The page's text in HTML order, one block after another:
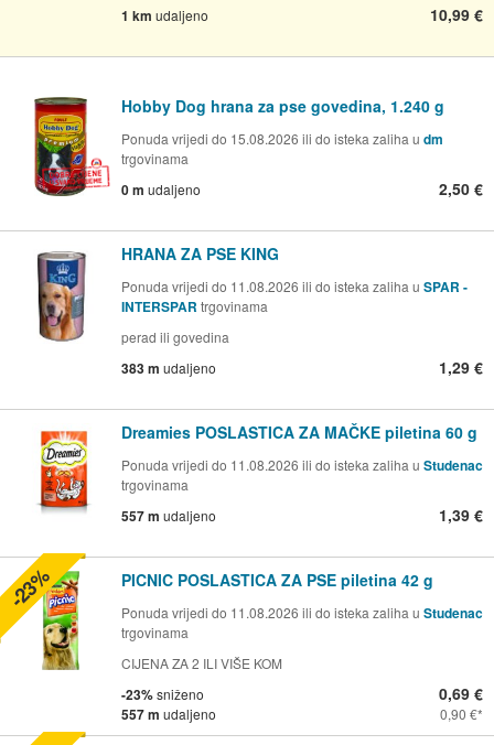
1 km udaljeno 10,99 €
Hobby Dog hrana za pse govedina, 1.240 g
Ponuda vrijedi do 15.08.2026 ili do isteka zaliha u dm
trgovinama
0 m udaljeno 2,50 €
HRANA ZA PSE KING
Ponuda vrijedi do 11.08.2026 ili do isteka zaliha u SPAR -
INTERSPAR trgovinama
perad ili govedina
383 m udaljeno 1,29 €
Dreamies POSLASTICA ZA MAČKE piletina 60 g
Ponuda vrijedi do 11.08.2026 ili do isteka zaliha u Studenac
trgovinama
557 m udaljeno 1,39 €
PICNIC POSLASTICA ZA PSE piletina 42 g
Ponuda vrijedi do 11.08.2026 ili do isteka zaliha u Studenac
trgovinama
CIJENA ZA 2 ILI VIŠE KOM
-23%sniženo
557 m udaljeno
0,69 €
0,90 €
-23%